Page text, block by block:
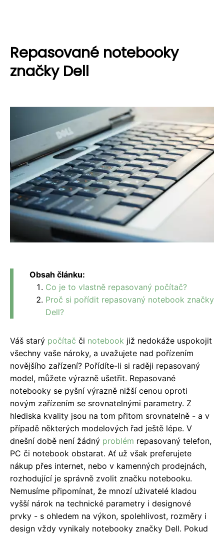
Repasované notebooky
značky Dell
Obsah článku:
Co je to vlastně repasovaný počítač?
Proč si pořídit repasovaný notebook značky
Dell?
Váš starý počítač či notebook již nedokáže uspokojit
všechny vaše nároky, a uvažujete nad pořízením
novějšího zařízení? Pořídíte-li si raději repasovaný
model, můžete výrazně ušetřit. Repasované
notebooky se pyšní výrazně nižší cenou oproti
novým zařízením se srovnatelnými parametry. Z
hlediska kvality jsou na tom přitom srovnatelně - a v
případě některých modelových řad ještě lépe. V
dnešní době není žádný problém repasovaný telefon,
PC či notebook obstarat. Ať už však preferujete
nákup přes internet, nebo v kamenných prodejnách,
rozhodující je správně zvolit značku notebooku.
Nemusíme připomínat, že mnozí uživatelé kladou
vyšší nárok na technické parametry i designové
prvky - s ohledem na výkon, spolehlivost, rozměry i
design vždy vynikaly notebooky značky Dell. Pokud